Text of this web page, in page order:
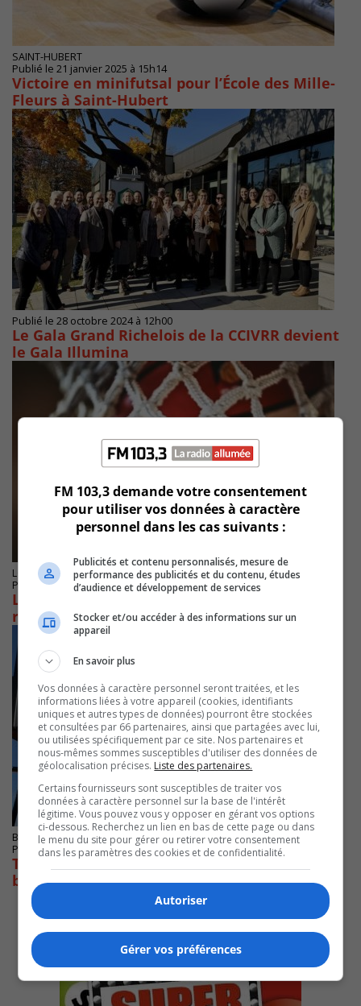
SAINT-HUBERT
Publié le 21 janvier 2025 à 15h14
Victoire en minifutsal pour l’École des Mille-
Fleurs à Saint-Hubert
Publié le 28 octobre 2024 à 12h00
Le Gala Grand Richelois de la CCIVRR devient
le Gala Illumina
LONGUEUIL
Publié le 30 mai 2024 à 12h24
Le programme de basketball des Prédateurs
reconnu par Canada Basketball
BROSSARD
Publié le 22 mai 2024 à 07h51
Trois médailles pour 3 écoles au tournoi de
basketball
FM 103,3 demande votre consentement
pour utiliser vos données à caractère
personnel dans les cas suivants :
Publicités et contenu personnalisés, mesure de
performance des publicités et du contenu, études
d’audience et développement de services
Stocker et/ou accéder à des informations sur un
appareil
En savoir plus
Vos données à caractère personnel seront traitées, et les
informations liées à votre appareil (cookies, identifiants
uniques et autres types de données) pourront être stockées
et consultées par 66 partenaires, ainsi que partagées avec lui,
ou utilisées spécifiquement par ce site. Nos partenaires et
nous-mêmes sommes susceptibles d'utiliser des données de
géolocalisation précises. Liste des partenaires.
Certains fournisseurs sont susceptibles de traiter vos
données à caractère personnel sur la base de l'intérêt
légitime. Vous pouvez vous y opposer en gérant vos options
ci-dessous. Recherchez un lien en bas de cette page ou dans
le menu du site pour gérer ou retirer votre consentement
dans les paramètres des cookies et de confidentialité.
Autoriser
Gérer vos préférences